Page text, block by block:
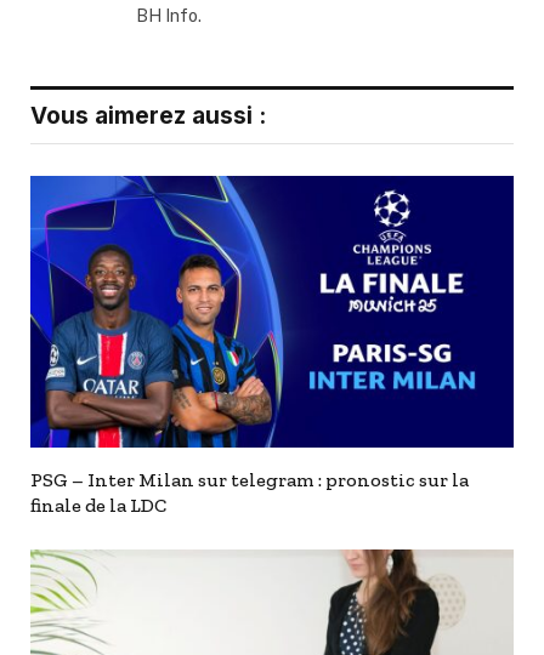
BH Info.
Vous aimerez aussi :
PSG – Inter Milan sur telegram : pronostic sur la
finale de la LDC